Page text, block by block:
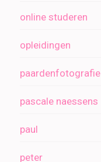
online studeren
opleidingen
paardenfotografie
pascale naessens
paul
peter